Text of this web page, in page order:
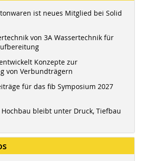
ist neues Mitglied bei Solid
von 3A Wassertechnik für
Konzepte zur
von Verbundträgern
für das fib Symposium 2027
bleibt unter Druck, Tiefbau